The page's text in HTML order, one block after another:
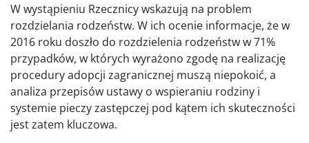
W wystąpieniu Rzecznicy wskazują na problem
rozdzielania rodzeństw. W ich ocenie informacje, że w
2016 roku doszło do rozdzielenia rodzeństw w 71%
przypadków, w których wyrażono zgodę na realizację
procedury adopcji zagranicznej muszą niepokoić, a
analiza przepisów ustawy o wspieraniu rodziny i
systemie pieczy zastępczej pod kątem ich skuteczności
jest zatem kluczowa.